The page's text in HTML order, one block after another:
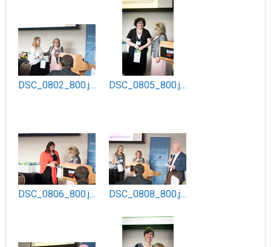
DSC_0802_800.jpg DSC_0805_800.jpg
DSC_0806_800.jpg DSC_0808_800.jpg